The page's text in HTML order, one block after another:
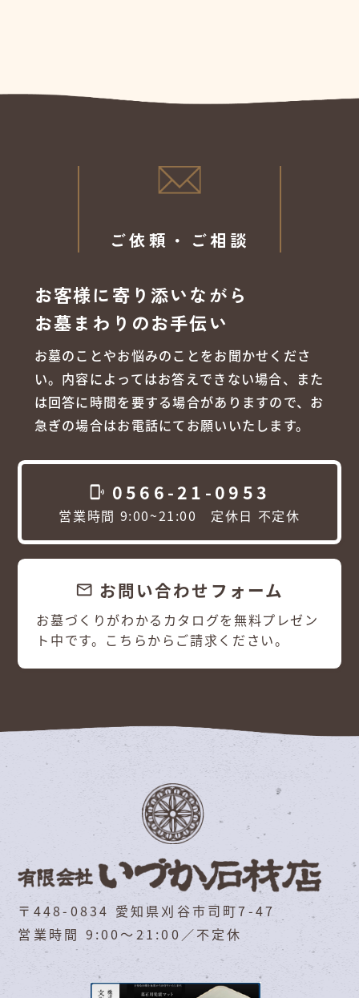
ご依頼・ご相談
お客様に寄り添いながら
お墓まわりのお手伝い
お墓のことやお悩みのことをお聞かせくださ
い。内容によってはお答えできない場合、また
は回答に時間を要する場合がありますので、お
急ぎの場合はお電話にてお願いいたします。
phonelink_ring 0566-21-0953
営業時間 9:00~21:00 定休日 不定休
email お問い合わせフォーム
お墓づくりがわかるカタログを無料プレゼン
ト中です。こちらからご請求ください。
〒448-0834 愛知県刈谷市司町7-47
営業時間 9:00～21:00／不定休